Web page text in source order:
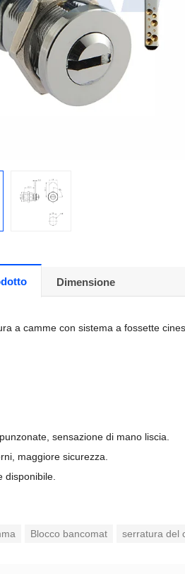
Dimensione
a camme con sistema a fossette
sensazione di mano liscia.
maggiore sicurezza.
disponibile.
Blocco bancomat serratura del